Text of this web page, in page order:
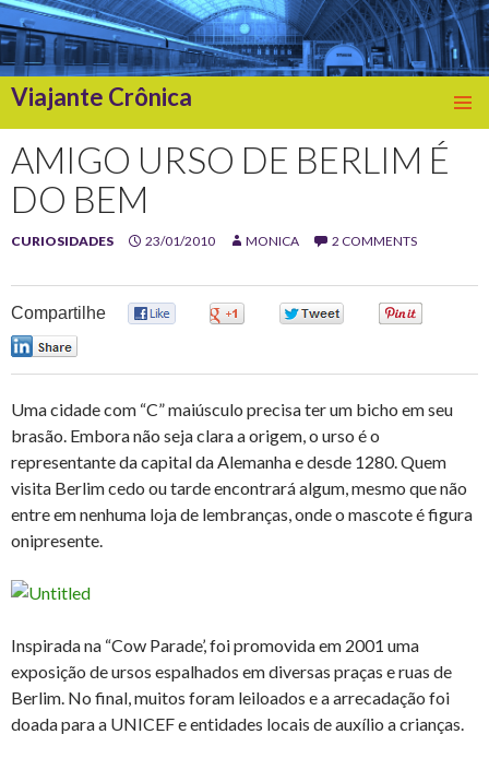
Viajante Crônica
TO
CONTENT
AMIGO URSO DE BERLIM É
DO BEM
CURIOSIDADES 23/01/2010 MONICA 2 COMMENTS
Compartilhe
Uma cidade com “C” maiúsculo precisa ter um bicho em seu
brasão. Embora não seja clara a origem, o urso é o
representante da capital da Alemanha e desde 1280. Quem
visita Berlim cedo ou tarde encontrará algum, mesmo que não
entre em nenhuma loja de lembranças, onde o mascote é figura
onipresente.
Inspirada na “Cow Parade’, foi promovida em 2001 uma
exposição de ursos espalhados em diversas praças e ruas de
Berlim. No final, muitos foram leiloados e a arrecadação foi
doada para a UNICEF e entidades locais de auxílio a crianças.